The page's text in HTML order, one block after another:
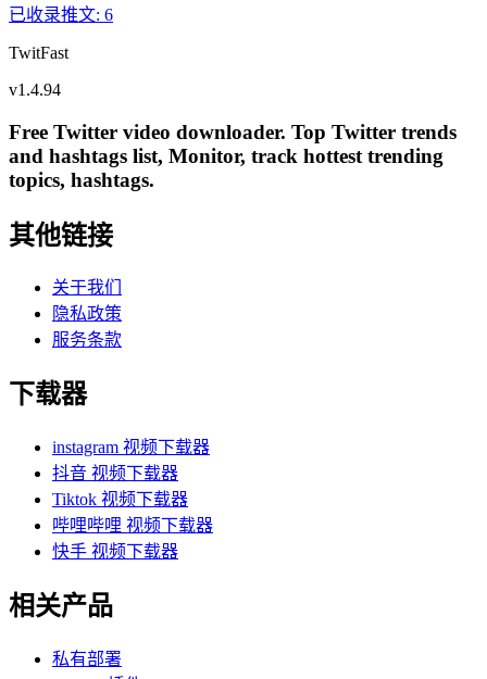
已收录推文: 6
TwitFast
v1.4.94
Free Twitter video downloader. Top Twitter trends
and hashtags list, Monitor, track hottest trending
topics, hashtags.
其他链接
关于我们
隐私政策
服务条款
下载器
instagram 视频下载器
抖音 视频下载器
Tiktok 视频下载器
哔哩哔哩 视频下载器
快手 视频下载器
相关产品
私有部署